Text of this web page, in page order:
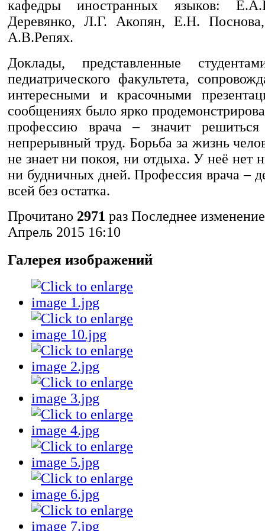
кафедры иностранных языков:
Деревянко, Л.Г. Акопян, Е.Н.
А.В.Репях.
Доклады, представленные
педиатрического факультета,
интересными и красочными
сообщениях было ярко
профессию врача – значит
непрерывный труд. Борьба за жизнь
не знает ни покоя, ни отдыха. У неё нет
ни будничных дней. Профессия врача –
всей без остатка.
Прочитано 2971 раз Последнее
Апрель 2015 16:10
Галерея изображений